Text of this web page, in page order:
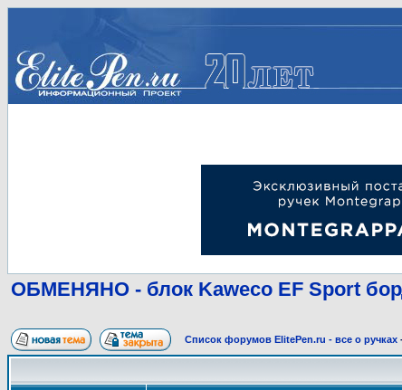
ОБМЕНЯНО - блок Kaweco EF Sport
Список форумов ElitePen.ru - все о ручках